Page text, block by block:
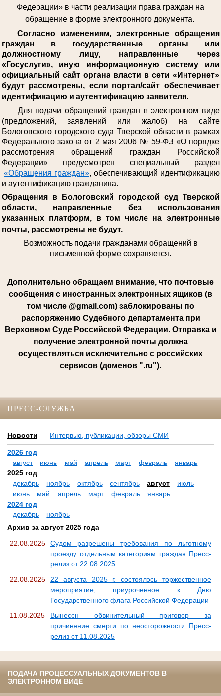
Федерации» в части реализации права граждан на
обращение в форме электронного документа.
Согласно изменениям, электронные обращения
граждан в государственные органы или
должностному лицу, направленные через
«Госуслуги», иную информационную систему или
официальный сайт органа власти в сети «Интернет»
будут рассмотрены, если портал/сайт обеспечивает
идентификацию и аутентификацию заявителя.
Для подачи обращений граждан в электронном виде
(предложений, заявлений или жалоб) на сайте
Бологовского городского суда Тверской области в рамках
Федерального закона от 2 мая 2006 № 59-ФЗ «О порядке
рассмотрения обращений граждан Российской
Федерации» предусмотрен специальный раздел
«Обращения граждан», обеспечивающий идентификацию
и аутентификацию гражданина.
Обращения в Бологовский городской суд Тверской
области, направленные без использования
указанных платформ, в том числе на электронные
почты, рассмотрены не будут.
Возможность подачи гражданами обращений в
письменной форме сохраняется.
Дополнительно обращаем внимание, что почтовые
сообщения с иностранных электронных ящиков (в
том числе @gmail.com) заблокированы по
распоряжению Судебного департамента при
Верховном Суде Российской Федерации. Отправка и
получение электронной почты должна
осуществляться исключительно с российских
сервисов (доменов ".ru").
ПРЕСС-СЛУЖБА
Новости Интервью, публикации, обзоры СМИ
2026 год
август
июнь май апрель март февраль
январь
2025 год
декабрь
ноябрь октябрь сентябрь август
июль
июнь
май апрель март февраль
январь
2024 год
декабрь
ноябрь
Архив за август 2025 года
22.08.2025
Судом разрешены требования по льготному
проезду отдельным категориям граждан Пресс-
релиз от 22.08.2025
22.08.2025
22 августа 2025 г. состоялось торжественное
мероприятие, приуроченное к Дню
Государственного флага Российской Федерации
11.08.2025
Вынесен обвинительный приговор за
причинение смерти по неосторожности Пресс-
релиз от 11.08.2025
ПОДАЧА ПРОЦЕССУАЛЬНЫХ ДОКУМЕНТОВ В
ЭЛЕКТРОННОМ ВИДЕ